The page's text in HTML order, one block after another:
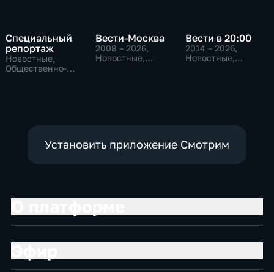
Специальный
репортаж
Новостные,
Общественно-
Вести-Москва
2008 – 2026,
Новостные,
Вести в 20:00
2014 – 2026,
Новостные,
Установить приложение Смотрим